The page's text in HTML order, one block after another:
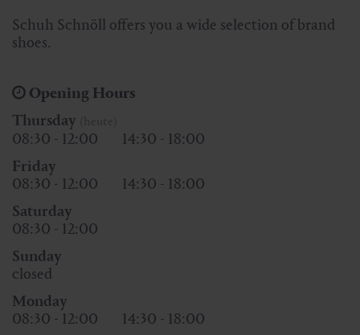
Schuh Schnöll offers you a wide selection of brand
shoes.
Opening Hours
Thursday
08:30 - 12:00
14:30 - 18:00
Friday
08:30 - 12:00
14:30 - 18:00
Saturday
08:30 - 12:00
Sunday
closed
Monday
08:30 - 12:00
14:30 - 18:00